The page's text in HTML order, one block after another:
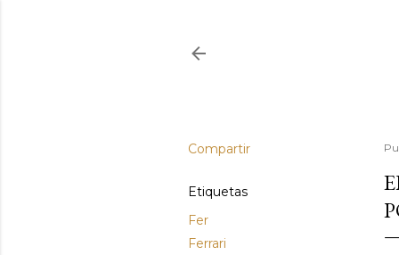
Compartir
Etiquetas
Fer
Ferrari